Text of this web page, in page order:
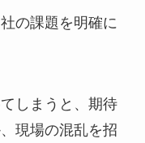
の課題を明確に
しまうと、期待
現場の混乱を招